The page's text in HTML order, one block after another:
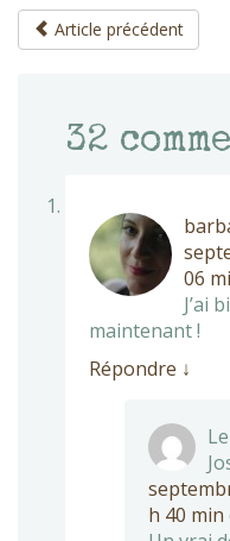
Article précédent
32
06
J’ai
maintenant !
Répondre ↓
h 40 min